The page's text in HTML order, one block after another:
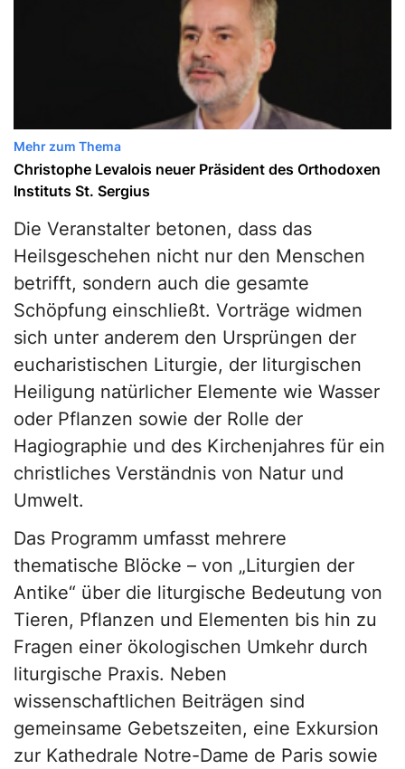
Mehr zum Thema
Christophe Levalois neuer Präsident des Orthodoxen
Instituts St. Sergius
Die Veranstalter betonen, dass das
Heilsgeschehen nicht nur den Menschen
betrifft, sondern auch die gesamte
Schöpfung einschließt. Vorträge widmen
sich unter anderem den Ursprüngen der
eucharistischen Liturgie, der liturgischen
Heiligung natürlicher Elemente wie Wasser
oder Pflanzen sowie der Rolle der
Hagiographie und des Kirchenjahres für ein
christliches Verständnis von Natur und
Umwelt.
Das Programm umfasst mehrere
thematische Blöcke – von „Liturgien der
Antike“ über die liturgische Bedeutung von
Tieren, Pflanzen und Elementen bis hin zu
Fragen einer ökologischen Umkehr durch
liturgische Praxis. Neben
wissenschaftlichen Beiträgen sind
gemeinsame Gebetszeiten, eine Exkursion
zur Kathedrale Notre-Dame de Paris sowie